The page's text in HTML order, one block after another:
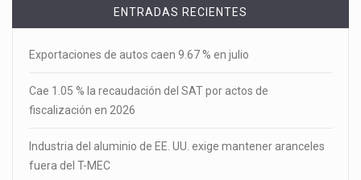
ENTRADAS RECIENTES
Exportaciones de autos caen 9.67 % en julio
Cae 1.05 % la recaudación del SAT por actos de
fiscalización en 2026
Industria del aluminio de EE. UU. exige mantener aranceles
fuera del T-MEC